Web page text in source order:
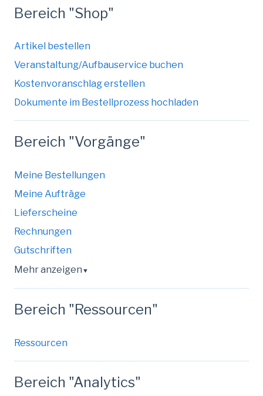
Bereich "Shop"
Artikel bestellen
Veranstaltung/Aufbauservice buchen
Kostenvoranschlag erstellen
Dokumente im Bestellprozess hochladen
Bereich "Vorgänge"
Meine Bestellungen
Meine Aufträge
Lieferscheine
Rechnungen
Gutschriften
Mehr anzeigen ▼
Bereich "Ressourcen"
Ressourcen
Bereich "Analytics"